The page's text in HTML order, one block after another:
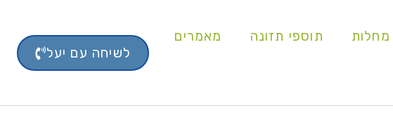
מחלות תוספי תזונה
מאמרים
לשיחה עם יעל